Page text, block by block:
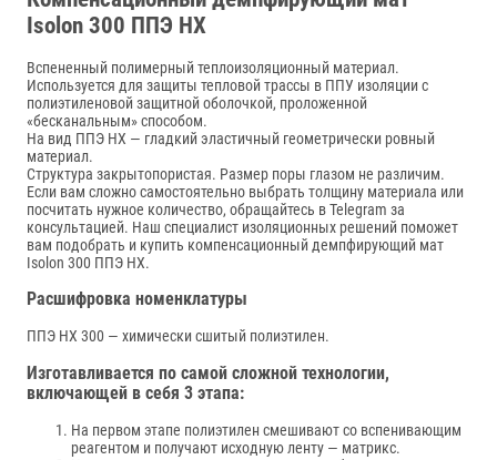
Isolon 300 ППЭ НХ
Вспененный полимерный теплоизоляционный материал.
Используется для защиты тепловой трассы в ППУ изоляции с
полиэтиленовой защитной оболочкой, проложенной
«бесканальным» способом.
На вид ППЭ НХ — гладкий эластичный геометрически ровный
материал.
Структура закрытопористая. Размер поры глазом не различим.
Если вам сложно самостоятельно выбрать толщину материала или
посчитать нужное количество, обращайтесь в Telegram за
консультацией. Наш специалист изоляционных решений поможет
вам подобрать и купить компенсационный демпфирующий мат
Isolon 300 ППЭ НХ.
Расшифровка номенклатуры
ППЭ НХ 300 — химически сшитый полиэтилен.
Изготавливается по самой сложной технологии,
включающей в себя 3 этапа:
На первом этапе полиэтилен смешивают со вспенивающим
реагентом и получают исходную ленту — матрикс.